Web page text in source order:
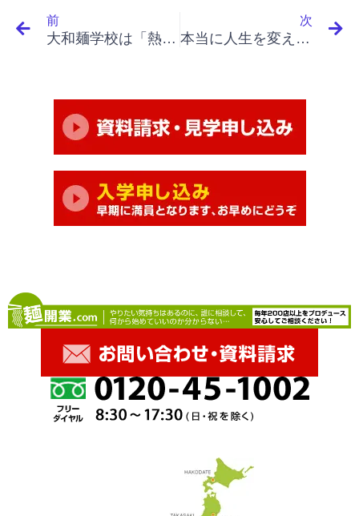
前
大和麺学校は「熱血指導」というイメージです。
次
本当に人生を変える素晴らしい学校でした。